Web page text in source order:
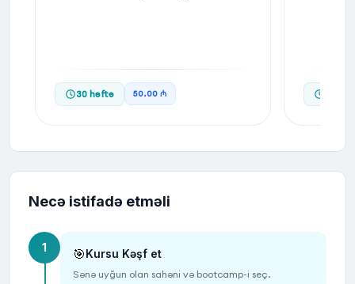
30 həftə 50.00 ₼
Necə istifadə etməli
1 🎯Kursu Kəşf et
Sənə uyğun olan sahəni və bootcamp-i seç.